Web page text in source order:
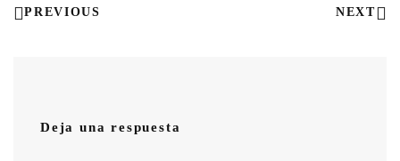
PREVIOUS NEXT
Deja una respuesta